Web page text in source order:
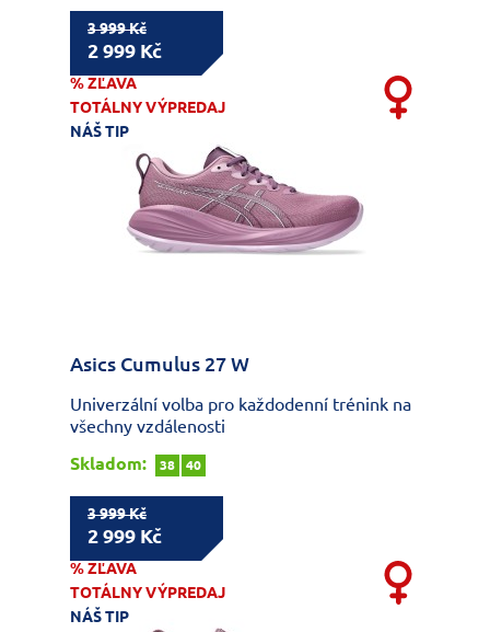
3 999 Kč
2 999 Kč
% ZĽAVA
TOTÁLNY VÝPREDAJ
NÁŠ TIP
Asics Cumulus 27 W
Univerzální volba pro každodenní trénink na
všechny vzdálenosti
Skladom:
38 40
3 999 Kč
2 999 Kč
% ZĽAVA
TOTÁLNY VÝPREDAJ
NÁŠ TIP